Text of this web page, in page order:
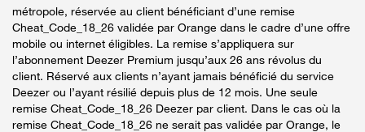
métropole, réservée au client bénéficiant d’une remise
Cheat_Code_18_26 validée par Orange dans le cadre d’une offre
mobile ou internet éligibles. La remise s’appliquera sur
l’abonnement Deezer Premium jusqu’aux 26 ans révolus du
client. Réservé aux clients n’ayant jamais bénéficié du service
Deezer ou l’ayant résilié depuis plus de 12 mois. Une seule
remise Cheat_Code_18_26 Deezer par client. Dans le cas où la
remise Cheat_Code_18_26 ne serait pas validée par Orange, le